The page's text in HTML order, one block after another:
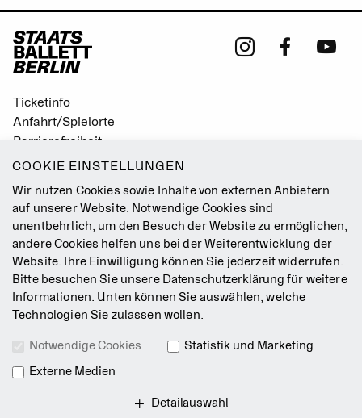
Ticketinfo
Anfahrt/Spielorte
Barrierefreiheit
Leichte Sprache
Leitbild
Presse
Jobs
Kontakt
Newsletter
AGB
Datenschutz
COOKIE EINSTELLUNGEN
Wir nutzen Cookies sowie Inhalte von externen Anbietern
auf unserer Website. Notwendige Cookies sind
unentbehrlich, um den Besuch der Website zu ermöglichen,
andere Cookies helfen uns bei der Weiterentwicklung der
Website. Ihre Einwilligung können Sie jederzeit widerrufen.
Bitte besuchen Sie unsere Datenschutzerklärung für weitere
Informationen. Unten können Sie auswählen, welche
Technologien Sie zulassen wollen.
Notwendige Cookies
Statistik und Marketing
Externe Medien
Detailauswahl